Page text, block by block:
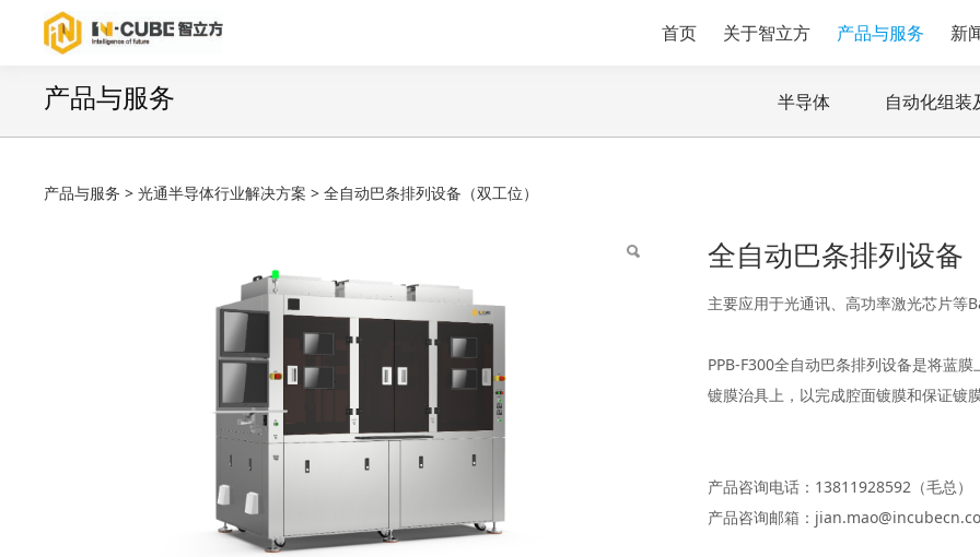
首页 关于智立方 产品与服务 新
产品与服务 半导体 自动化组装
全自动巴条排列设备（双工位）
产品与服务 >光通半导体行业解决方案 >全自动巴条排列设备（双工位）
全自动巴条排列设备
主要应用于光通讯、高功率激光芯片等
PPB-F300全自动巴条排列设备是将蓝
镀膜治具上，以完成腔面镀膜和保证镀
产品咨询电话：13811928592（毛总）
产品咨询邮箱：